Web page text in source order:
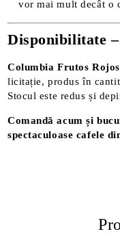
vor mai mult decât o
Disponibilitate
Columbia Frutos
licitație, produs în
Stocul este redus și
Comandă acum și
spectaculoase cafele